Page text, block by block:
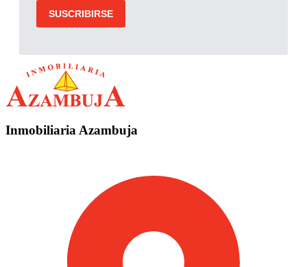
Inmobiliaria Azambuja